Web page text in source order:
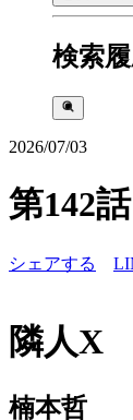
検索
2026/07/03
第142
シェアする
隣人X
楠本哲